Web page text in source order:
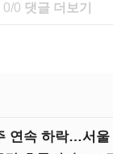
0/0 댓글 더보기